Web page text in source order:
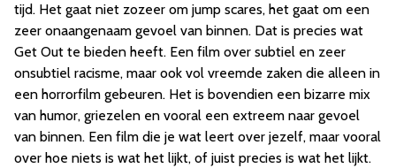
tijd. Het gaat niet zozeer om jump scares, het gaat om een
zeer onaangenaam gevoel van binnen. Dat is precies wat
Get Out te bieden heeft. Een film over subtiel en zeer
onsubtiel racisme, maar ook vol vreemde zaken die alleen in
een horrorfilm gebeuren. Het is bovendien een bizarre mix
van humor, griezelen en vooral een extreem naar gevoel
van binnen. Een film die je wat leert over jezelf, maar vooral
over hoe niets is wat het lijkt, of juist precies is wat het lijkt.